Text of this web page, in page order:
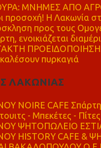
ΜΝΗΜΕΣ ΑΠΟ
προσοχή! Η Λακωνία
προς τους
ενοικιάζεται
ΠΡΟΕΙΔΟΠΟΙΗΣΗ!
πυρκαγιά
ΛΑΚΩΝΙΑΣ
NOIRE CAFE
- Μπεκέτες - Πίτες
ΨΗΤΟΠΩΛΕΙΟ
HISTORY CAFE &